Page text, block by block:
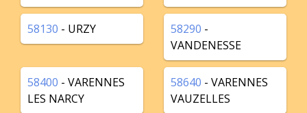
58130 - URZY 58290 -
VANDENESSE
58400 - VARENNES
LES NARCY
58640 - VARENNES
VAUZELLES